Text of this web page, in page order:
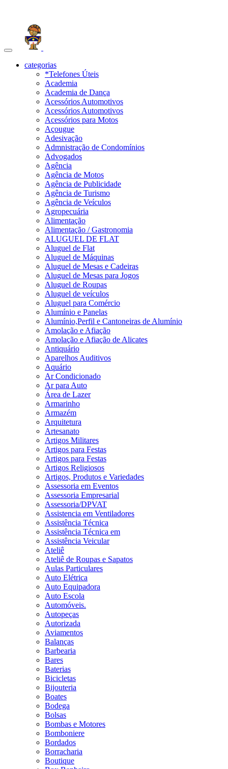
Toggle
navigationcategorias
*Telefones Úteis
Academia
Academia de Dança
Acessórios Automotivos
Acessórios Automotivos
Acessórios para Motos
Açougue
Adesivação
Admnistração de Condomínios
Advogados
Agência
Agência de Motos
Agência de Publicidade
Agência de Turismo
Agência de Veículos
Agropecuária
Alimentação
Alimentação / Gastronomia
ALUGUEL DE FLAT
Aluguel de Flat
Aluguel de Máquinas
Aluguel de Mesas e Cadeiras
Aluguel de Mesas para Jogos
Aluguel de Roupas
Aluguel de veículos
Aluguel para Comércio
Alumínio e Panelas
Alumínio,Perfil e Cantoneiras de Alumínio
Amolação e Afiação
Amolação e Afiação de Alicates
Antiquário
Aparelhos Auditivos
Aquário
Ar Condicionado
Ar para Auto
Área de Lazer
Armarinho
Armazém
Arquitetura
Artesanato
Artigos Militares
Artigos para Festas
Artigos para Festas
Artigos Religiosos
Artigos, Produtos e Variedades
Assessoria em Eventos
Assessoria Empresarial
Assessoria/DPVAT
Assistencia em Ventiladores
Assistência Técnica
Assistência Técnica em
Assistência Veicular
Ateliê
Ateliê de Roupas e Sapatos
Aulas Particulares
Auto Elétrica
Auto Equipadora
Auto Escola
Automóveis.
Autopeças
Autorizada
Aviamentos
Balanças
Barbearia
Bares
Baterias
Bicicletas
Bijouteria
Boates
Bodega
Bolsas
Bombas e Motores
Bomboniere
Bordados
Borracharia
Boutique